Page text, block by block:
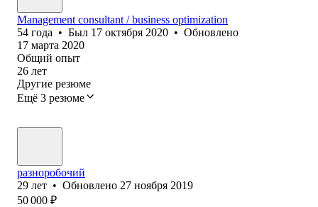
Management consultant / business optimization
54 года • Был 17 октября 2020 • Обновлено
17 марта 2020
Общий опыт
26 лет
Другие резюме
Ещё 3 резюме
разноробочий
29 лет • Обновлено 27 ноября 2019
50 000 ₽